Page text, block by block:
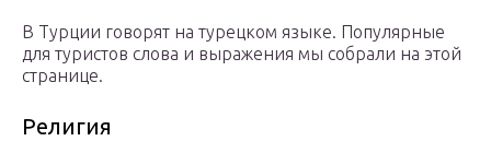
В Турции говорят на турецком языке. Популярные
для туристов слова и выражения мы собрали на этой
странице.
Религия